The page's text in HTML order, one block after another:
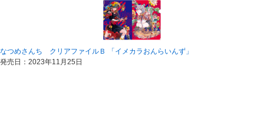
なつめさんち クリアファイルＢ 「イメカラおんらいんず」
発売日：2023年11月25日